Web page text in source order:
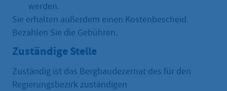
werden.
Sie erhalten außerdem einen Kostenbescheid.
Bezahlen Sie die Gebühren.
Zuständige Stelle
Zuständig ist das Bergbaudezernat des für den
Regierungsbezirk zuständigen